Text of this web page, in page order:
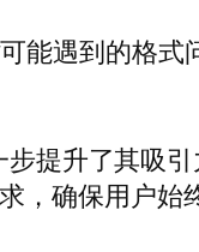
能遇到的格
提升了其吸
，确保用户始